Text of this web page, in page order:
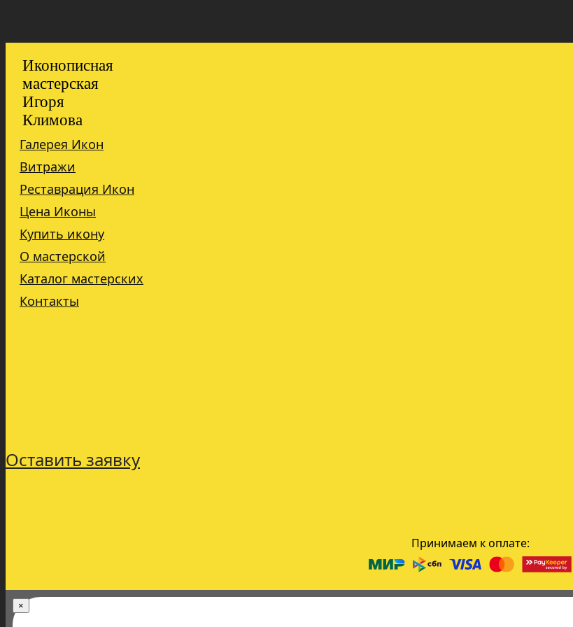
Иконописная
мастерская
Игоря
Климова
Галерея Икон
Витражи
Реставрация Икон
Цена Иконы
Купить икону
О мастерской
Каталог мастерских
Контакты
Оставить заявку
Принимаем к оплате:
×